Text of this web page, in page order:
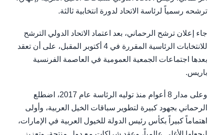
ترشحه رسمياً لرئاسة الاتحاد لدورة انتخابية ثالثة.
جاء إعلان ترشح الرحماني، بعد اعتماد الاتحاد الدولي الترشح
للانتخابات الرئاسية المقررة في 4 أكتوبر المقبل، على أن تعقد
بعدها اجتماعات الجمعية العمومية في العاصمة الفرنسية
باريس.
وعلى مدار 8 أعوام منذ توليه الرئاسة عام 2017، اضطلع
الرحماني بجهود كبيرة لتطوير سباقات الخيل العربية، وأولى
اهتماماً كبيراً بكأس رئيس الدولة للخيول العربية في الإمارات،